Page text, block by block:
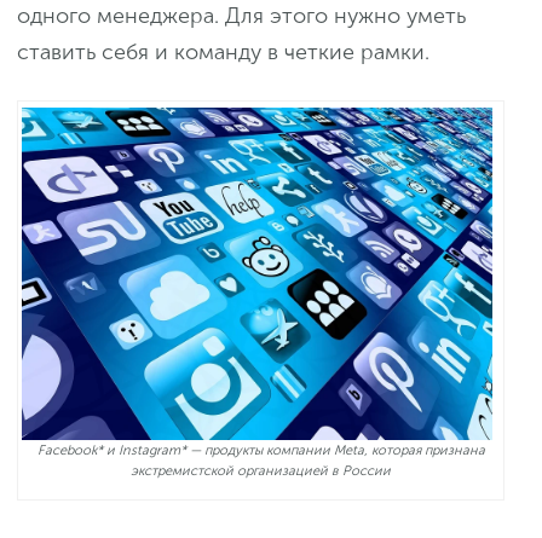
одного менеджера. Для этого нужно уметь
ставить себя и команду в четкие рамки.
Facebook* и Instagram* — продукты компании Meta, которая признана
экстремистской организацией в России